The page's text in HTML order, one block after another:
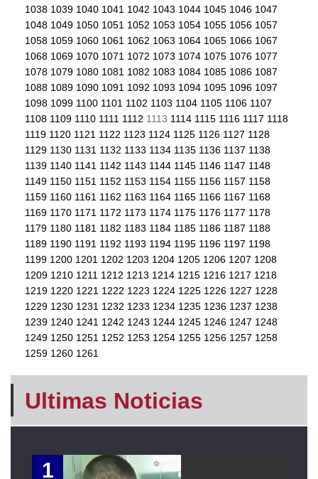
1038 1039 1040 1041 1042 1043 1044 1045 1046 1047
1048 1049 1050 1051 1052 1053 1054 1055 1056 1057
1058 1059 1060 1061 1062 1063 1064 1065 1066 1067
1068 1069 1070 1071 1072 1073 1074 1075 1076 1077
1078 1079 1080 1081 1082 1083 1084 1085 1086 1087
1088 1089 1090 1091 1092 1093 1094 1095 1096 1097
1098 1099 1100 1101 1102 1103 1104 1105 1106 1107
1108 1109 1110 1111 1112 1113 1114 1115 1116 1117 1118
1119 1120 1121 1122 1123 1124 1125 1126 1127 1128
1129 1130 1131 1132 1133 1134 1135 1136 1137 1138
1139 1140 1141 1142 1143 1144 1145 1146 1147 1148
1149 1150 1151 1152 1153 1154 1155 1156 1157 1158
1159 1160 1161 1162 1163 1164 1165 1166 1167 1168
1169 1170 1171 1172 1173 1174 1175 1176 1177 1178
1179 1180 1181 1182 1183 1184 1185 1186 1187 1188
1189 1190 1191 1192 1193 1194 1195 1196 1197 1198
1199 1200 1201 1202 1203 1204 1205 1206 1207 1208
1209 1210 1211 1212 1213 1214 1215 1216 1217 1218
1219 1220 1221 1222 1223 1224 1225 1226 1227 1228
1229 1230 1231 1232 1233 1234 1235 1236 1237 1238
1239 1240 1241 1242 1243 1244 1245 1246 1247 1248
1249 1250 1251 1252 1253 1254 1255 1256 1257 1258
1259 1260 1261
Ultimas Noticias
1